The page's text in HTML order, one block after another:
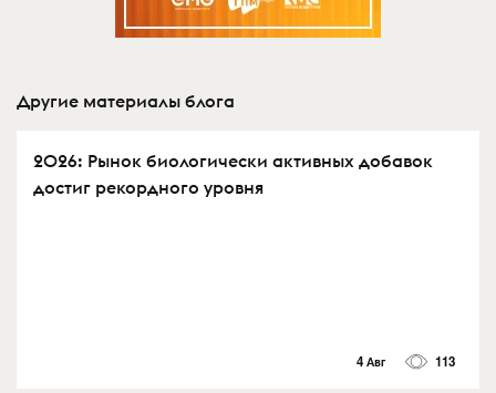
Другие материалы блога
2026: Рынок биологически активных добавок
достиг рекордного уровня
4 Авг 113